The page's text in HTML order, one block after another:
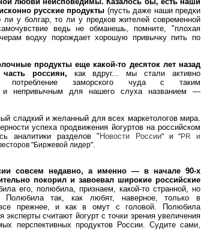
русские продукты (пусть даже наши предки
ли у болгар, то ли у предков жителей современной
ведь не обманешь, помните, "плохая
водку порождает хорошую привычку пить по
продукты еще какой-то десяток лет назад
россиян, как вдруг... мы стали активно
потребление заморского чуда с таким
и непривычным для нашего слуха названием —
сладкий и желанный для всех маркетологов мира.
успеха продвижения йогуртов на российском
аналитики разделов "Новости России" и "PR и
"Биржевой лидер".
совсем недавно, а именно — в начале 90-х
покорил и завоевал широкие российские
его, полюбила, признаем, какой-то странной, но
Полюбила так, как любят, наверное, только в
прежнее, и как в омут с головой. Полюбила
эксперты считают йогурт с точки зрения увеличения
перспективных продуктов России. Судите сами,